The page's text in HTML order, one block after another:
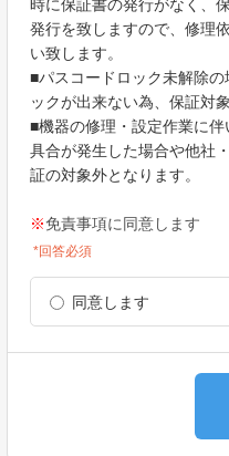
時に保証書の発行がなく、
発行を致しますので、修理
い致します。
■パスコードロック未解除
ックが出来ない為、保証対
■機器の修理・設定作業に
具合が発生した場合や他社
証の対象外となります。
※免責事項に同意します
*回答必須
同意します